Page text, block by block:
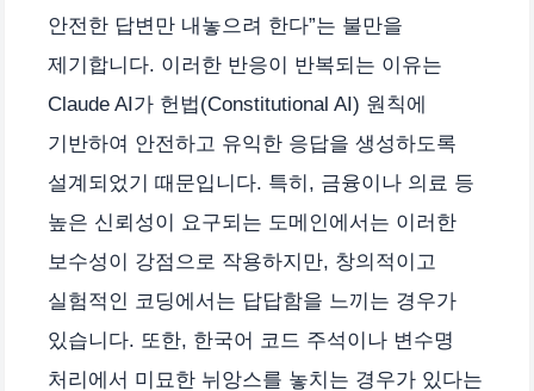
안전한 답변만 내놓으려 한다”는 불만을
제기합니다. 이러한 반응이 반복되는 이유는
Claude AI가 헌법(Constitutional AI) 원칙에
기반하여 안전하고 유익한 응답을 생성하도록
설계되었기 때문입니다. 특히, 금융이나 의료 등
높은 신뢰성이 요구되는 도메인에서는 이러한
보수성이 강점으로 작용하지만, 창의적이고
실험적인 코딩에서는 답답함을 느끼는 경우가
있습니다. 또한, 한국어 코드 주석이나 변수명
처리에서 미묘한 뉘앙스를 놓치는 경우가 있다는